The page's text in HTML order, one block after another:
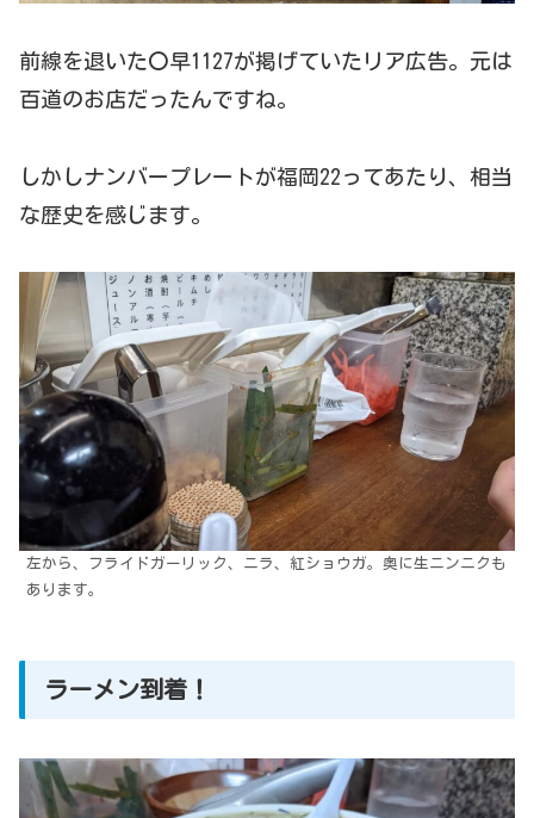
前線を退いた〇早1127が掲げていたリア広告。元は
百道のお店だったんですね。
しかしナンバープレートが福岡22ってあたり、相当
な歴史を感じます。
左から、フライドガーリック、ニラ、紅ショウガ。奥に生ニンニクも
あります。
ラーメン到着！